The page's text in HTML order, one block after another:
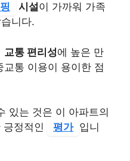
시설이 가까워 가족
니다.
교통 편리성에 높은 만
통 이용이 용이한 점
있는 것은 이 아파트의
긍정적인 평가 입니